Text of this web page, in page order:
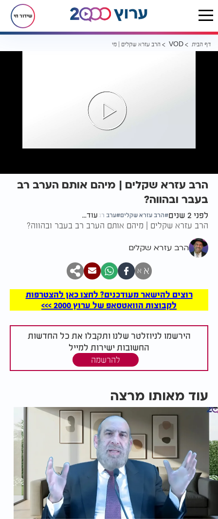
שידור חי
דף הבית VOD הרב עזרא שקלים | מיהם אותם הערב רב בעבר ובהווה?
הרב עזרא שקלים | מיהם אותם הערב רב
בעבר ובהווה?
לפני 2 שנים הרב עזרא שקלים ערב רב עוד...
הרב עזרא שקלים | מיהם אותם הערב רב בעבר ובהווה?
הרב עזרא שקלים
א א
רוצים להישאר מעודכנים? לחצו כאן להצטרפות
לקבוצות הוואטסאפ של ערוץ 2000 >>>
הירשמו לניוזלטר שלנו ותקבלו את כל החדשות
החשובות ישירות למייל
להרשמה
עוד מאותו מרצה